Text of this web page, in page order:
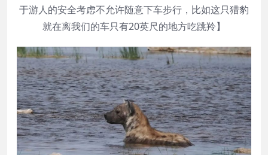
于游人的安全考虑不允许随意下车步行，比如这只猎豹
就在离我们的车只有20英尺的地方吃跳羚】